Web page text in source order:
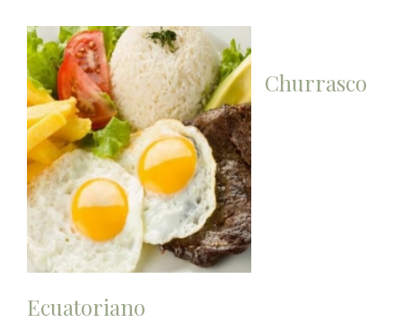
Churrasco
Ecuatoriano